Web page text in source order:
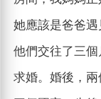
她應該是爸爸遇
他們交往了三
求婚。婚後，